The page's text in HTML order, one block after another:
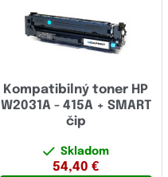
Kompatibilný toner HP
W2031A - 415A + SMART
čip
Skladom
54,40 €